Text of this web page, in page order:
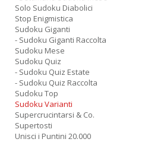
Solo Sudoku Diabolici
Stop Enigmistica
Sudoku Giganti
- Sudoku Giganti Raccolta
Sudoku Mese
Sudoku Quiz
- Sudoku Quiz Estate
- Sudoku Quiz Raccolta
Sudoku Top
Sudoku Varianti
Supercrucintarsi & Co.
Supertosti
Unisci i Puntini 20.000